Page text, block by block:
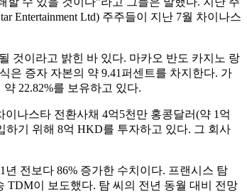
Entertainment Ltd) 주주들이 지난 7월 차이나스
것이라고 밝힌 바 있다. 마카오 반도 카지노 랑
은 증자 자본의 약 9.41퍼센트를 차지한다. 가
22.82%를 보유하고 있다.
나스타 전환사채 4억5천만 홍콩달러(약 1억
기 위해 8억 HKD를 투자하고 있다. 그 회사
전보다 86% 증가한 수치이다. 프랜시스 탐
TDM이 보도했다. 탐 씨의 전년 동월 대비 전망